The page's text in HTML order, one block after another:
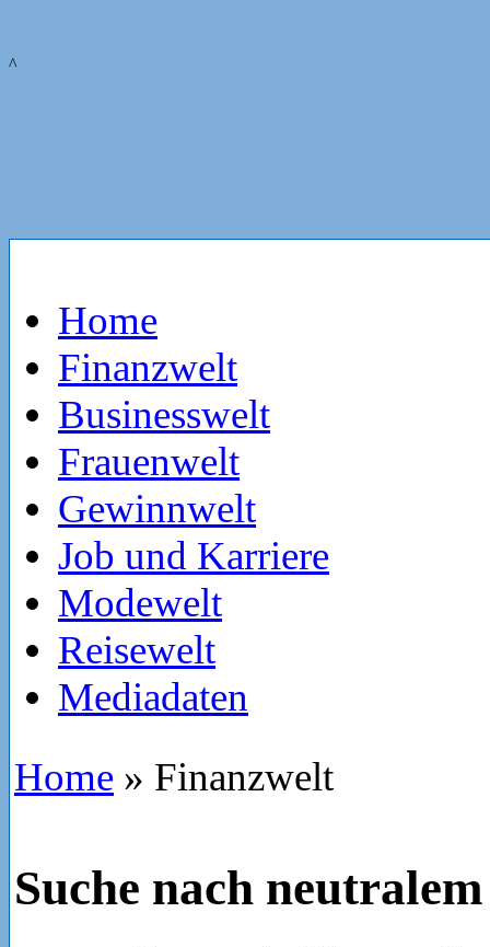
^
Home
Finanzwelt
Businesswelt
Frauenwelt
Gewinnwelt
Job und Karriere
Modewelt
Reisewelt
Mediadaten
Home » Finanzwelt
Suche nach